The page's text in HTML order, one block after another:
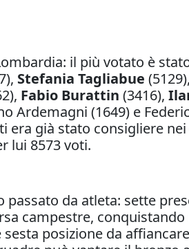
il più votato è
Stefania Tagliabue (5129),
Fabio Burattin (3416),
Ardemagni (1649) e
già stato consigliere
lui 8573 voti.
da atleta: sette
campestre,
posizione da